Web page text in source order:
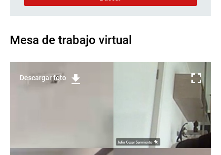
Mesa de trabajo virtual
Descargar foto